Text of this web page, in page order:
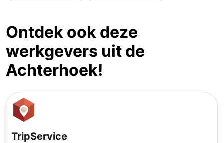
Ontdek ook deze
werkgevers uit de
Achterhoek!
TripService